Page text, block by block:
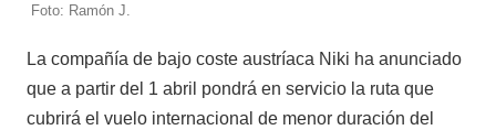
Foto: Ramón J.
La compañía de bajo coste austríaca Niki ha anunciado
que a partir del 1 abril pondrá en servicio la ruta que
cubrirá el vuelo internacional de menor duración del